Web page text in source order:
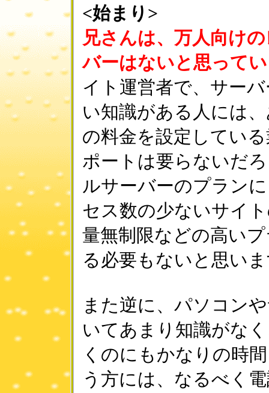
<始まり>
兄さんは、万人向け
バーはないと思って
イト運営者で、サー
い知識がある人には
の料金を設定してい
ポートは要らないだ
ルサーバーのプラン
セス数の少ないサイ
量無制限などの高い
る必要もないと思い
また逆に、パソコン
いてあまり知識がな
くのにもかなりの時
う方には、なるべく